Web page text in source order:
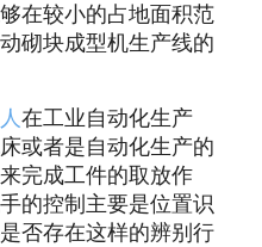
在较小的占地面积范
砌块成型机生产线的
在工业自动化生产
或者是自动化生产的
完成工件的取放作
的控制主要是位置识
否存在这样的辨别行